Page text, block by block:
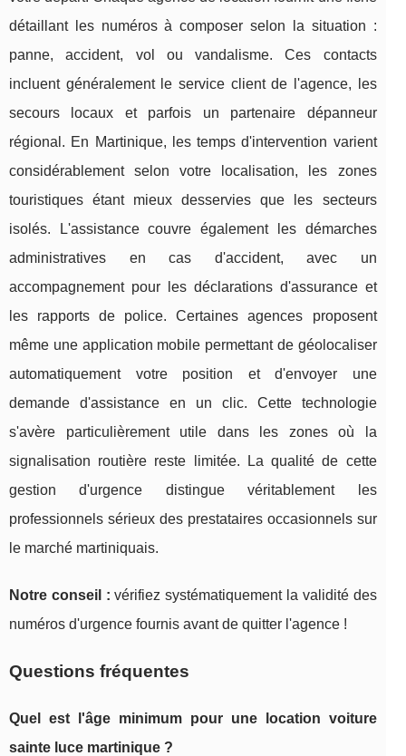
détaillant les numéros à composer selon la situation :
panne, accident, vol ou vandalisme. Ces contacts
incluent généralement le service client de l'agence, les
secours locaux et parfois un partenaire dépanneur
régional. En Martinique, les temps d'intervention varient
considérablement selon votre localisation, les zones
touristiques étant mieux desservies que les secteurs
isolés. L'assistance couvre également les démarches
administratives en cas d'accident, avec un
accompagnement pour les déclarations d'assurance et
les rapports de police. Certaines agences proposent
même une application mobile permettant de géolocaliser
automatiquement votre position et d'envoyer une
demande d'assistance en un clic. Cette technologie
s'avère particulièrement utile dans les zones où la
signalisation routière reste limitée. La qualité de cette
gestion d'urgence distingue véritablement les
professionnels sérieux des prestataires occasionnels sur
le marché martiniquais.
Notre conseil : vérifiez systématiquement la validité des
numéros d'urgence fournis avant de quitter l'agence !
Questions fréquentes
Quel est l'âge minimum pour une location voiture
sainte luce martinique ?